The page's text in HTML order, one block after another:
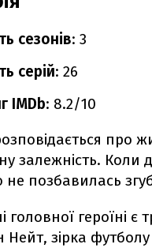
сезонів: 3
серій: 26
IMDb: 8.2/10
про
залежність. Коли
не позбавилась
головної героїні
Нейт, зірка футболу